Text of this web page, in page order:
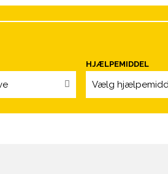
HJÆLPEMIDDEL
Vælg